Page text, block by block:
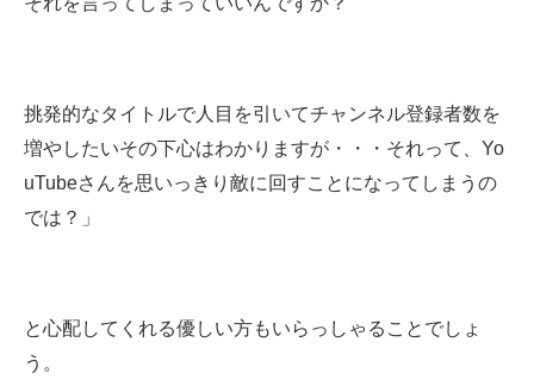
挑発的なタイトルで人目を引いてチャンネル登録者数を
増やしたいその下心はわかりますが・・・ それって、Yo
uTubeさんを思いっきり敵に回すことになってしまうの
では？」
と心配してくれる優しい方もいらっしゃることでしょ
う。